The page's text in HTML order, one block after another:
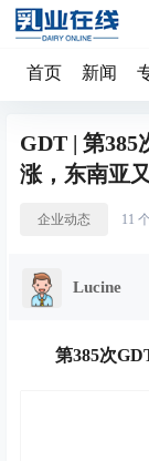
首页 新闻
GDT | 第
涨，东南亚
企业动态 11
Lucine
第385次